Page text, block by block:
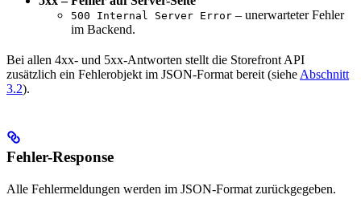
500 Internal Server Error – unerwarteter Fehler
im Backend.
Bei allen 4xx- und 5xx-Antworten stellt die Storefront API
zusätzlich ein Fehlerobjekt im JSON-Format bereit (siehe Abschnitt
3.2).
Fehler-Response
Alle Fehlermeldungen werden im JSON-Format zurückgegeben.